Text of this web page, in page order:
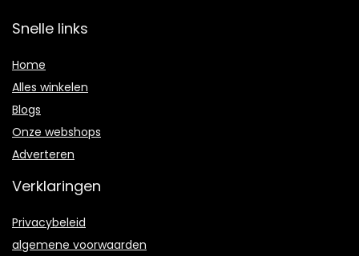
Snelle links
Home
Alles winkelen
Blogs
Onze webshops
Adverteren
Verklaringen
Privacybeleid
algemene voorwaarden